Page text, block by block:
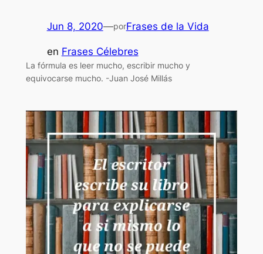
Jun 8, 2020—porFrases de la Vida
en Frases Célebres
La fórmula es leer mucho, escribir mucho y
equivocarse mucho. -Juan José Millás